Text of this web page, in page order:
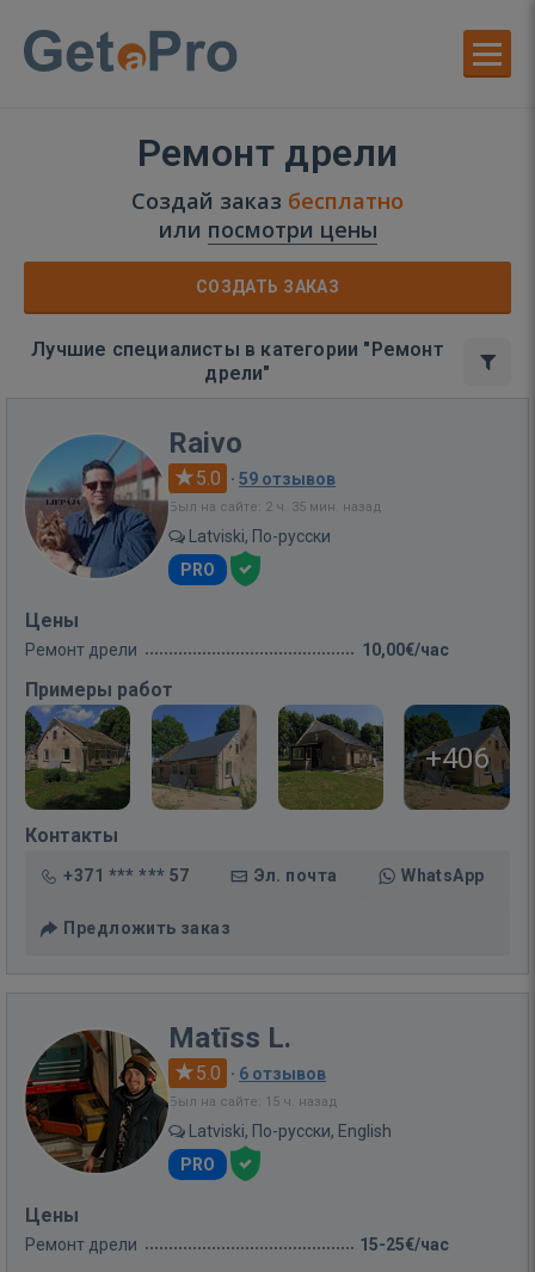
Ремонт дрели
Создай заказ бесплатно
или посмотри цены
СОЗДАТЬ ЗАКАЗ
Лучшие специалисты в категории "Ремонт
дрели"
Raivo
5.0 · 59 отзывов
Был на сайте: 2 ч. 35 мин. назад
Latviski, По-русски
PRO
Цены
Ремонт дрели 10,00€/час
Примеры работ
+406
Контакты
+371 *** *** 57 Эл. почта WhatsApp
Предложить заказ
Matīss L.
5.0 · 6 отзывов
Был на сайте: 15 ч. назад
Latviski, По-русски, English
PRO
Цены
Ремонт дрели 15-25€/час